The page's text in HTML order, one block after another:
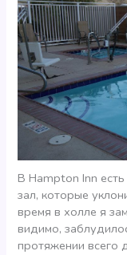
В Hampton Inn
зал, которые
время в холле я
видимо,
протяжении всего